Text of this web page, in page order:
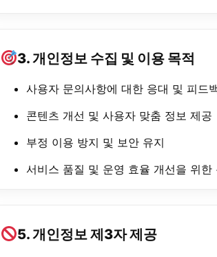
3. 개인정보 수집 및 이용 목적
사용자 문의사항에 대한 응대 및 피드
콘텐츠 개선 및 사용자 맞춤 정보 제공
부정 이용 방지 및 보안 유지
서비스 품질 및 운영 효율 개선을 위한
5. 개인정보 제3자 제공